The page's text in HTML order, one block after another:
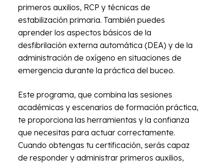
primeros auxilios, RCP y técnicas de
estabilización primaria. También puedes
aprender los aspectos básicos de la
desfibrilación externa automática (DEA) y de la
administración de oxígeno en situaciones de
emergencia durante la práctica del buceo.
Este programa, que combina las sesiones
académicas y escenarios de formación práctica,
te proporciona las herramientas y la confianza
que necesitas para actuar correctamente.
Cuando obtengas tu certificación, serás capaz
de responder y administrar primeros auxilios,